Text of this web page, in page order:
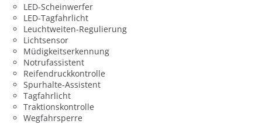
LED-Scheinwerfer
LED-Tagfahrlicht
Leuchtweiten-Regulierung
Lichtsensor
Müdigkeitserkennung
Notrufassistent
Reifendruckkontrolle
Spurhalte-Assistent
Tagfahrlicht
Traktionskontrolle
Wegfahrsperre